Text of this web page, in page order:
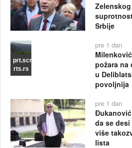
Srbije
prt.scr
rts.rs
pre 1 dan
požara na
u
povoljnija
pre 1 dan
Đukanović
da se
više
lista